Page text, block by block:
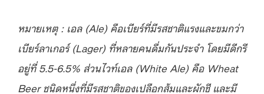
หมายเหตุ : เอล (Ale) คือเบียร์ที่มีรสชาติแรงและขมกว่า
เบียร์ลาเกอร์ (Lager) ที่หลายคนดื่มกันประจำ โดยมีดีกรี
อยู่ที่ 5.5-6.5% ส่วนไวท์เอล (White Ale) คือ Wheat
Beer ชนิดหนึ่งที่มีรสชาติของเปลือกส้มและผักชี และมี